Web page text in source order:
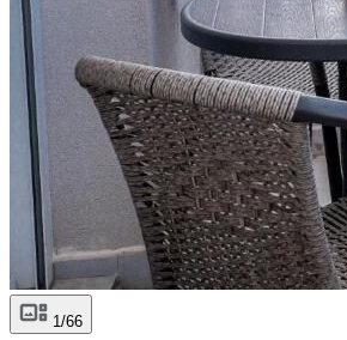
1/66